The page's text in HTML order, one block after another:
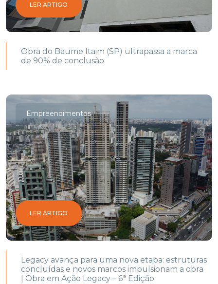
LER ARTIGO
Obra do Baume Itaim (SP) ultrapassa a marca
de 90% de conclusão
Empreendimentos
LER ARTIGO
Legacy avança para uma nova etapa: estruturas
concluídas e novos marcos impulsionam a obra
| Obra em Ação Legacy – 6ª Edição